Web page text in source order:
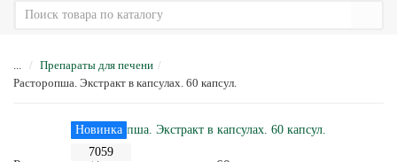
...
Препараты для печени
Расторопша. Экстракт в капсулах. 60 капсул.
Новинка
7059